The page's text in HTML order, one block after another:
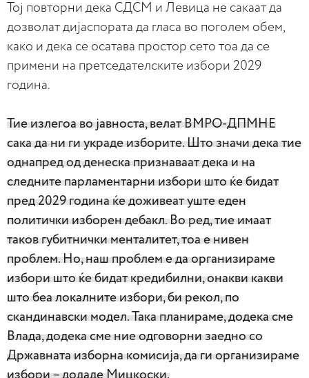
Тој повторни дека СДСМ и Левица не сакаат да
дозволат дијаспората да гласа во поголем обем,
како и дека се осатава простор сето тоа да се
примени на претседателските избори 2029
година.
Тие излегоа во јавноста, велат ВМРО-ДПМНЕ
сака да ни ги украде изборите. Што значи дека тие
однапред од денеска признаваат дека и на
следните парламентарни избори што ќе бидат
пред 2029 година ќе доживеат уште еден
политички изборен дебакл. Во ред, тие имаат
таков губитнички менталитет, тоа е нивен
проблем. Но, наш проблем е да организираме
избори што ќе бидат кредибилни, онакви какви
што беа локалните избори, би рекол, по
скандинавски модел. Така планираме, додека сме
Влада, додека сме ние одговорни заедно со
Државната изборна комисија, да ги организираме
избори – додаде Мицкоски.